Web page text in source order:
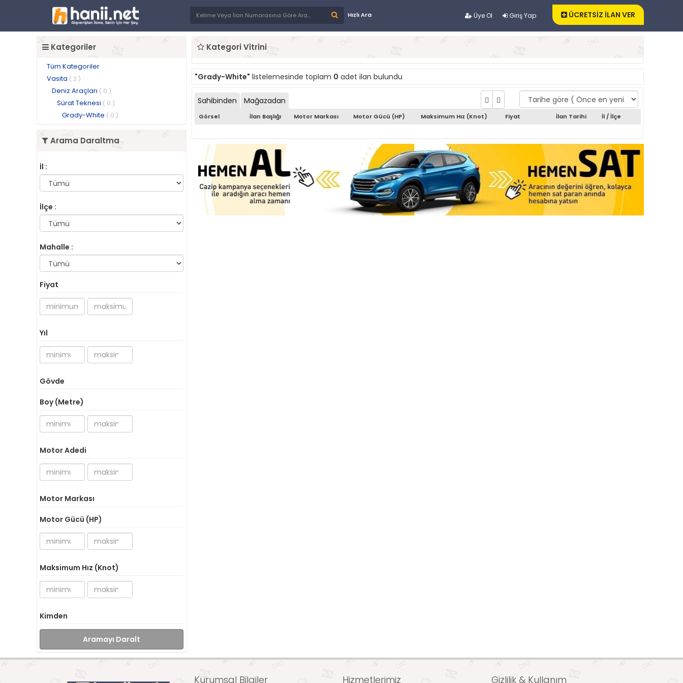
Üye Ol Giriş Yap
Hızlı Ara ÜCRETSİZ İLAN VER
Kategoriler
Tüm Kategoriler
Vasıta ( 2 )
Deniz Araçları ( 0 )
Sürat Teknesi ( 0 )
Grady-White ( 0 )
Arama Daraltma
İl :
İlçe :
Mahalle :
Fiyat
Yıl
Gövde
Boy (Metre)
Motor Adedi
Motor Markası
Motor Gücü (HP)
Maksimum Hız (Knot)
Kimden
Aramayı Daralt
Kategori Vitrini
"Grady-White" listelemesinde toplam 0 adet ilan bulundu
Sahibinden Mağazadan
Görsel İlan Başlığı Motor Markası Motor Gücü (HP) Maksimum Hız (Knot) Fiyat İlan Tarihi İl / İlçe
Kurumsal Bilgiler Hizmetlerimiz Gizlilik & Kullanım